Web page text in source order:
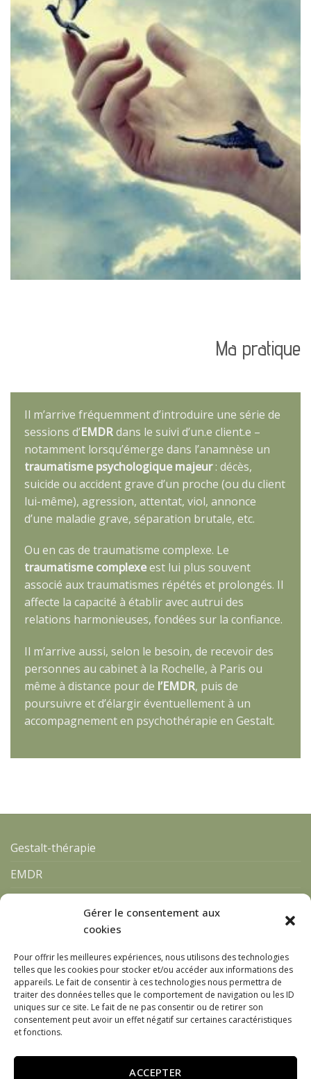
Gérer le consentement aux
cookies
Pour offrir les meilleures expériences, nous utilisons des technologies
telles que les cookies pour stocker et/ou accéder aux informations des
appareils. Le fait de consentir à ces technologies nous permettra de
traiter des données telles que le comportement de navigation ou les ID
uniques sur ce site. Le fait de ne pas consentir ou de retirer son
consentement peut avoir un effet négatif sur certaines caractéristiques
et fonctions.
ACCEPTER
Ma pratique
Il m’arrive fréquemment d’introduire une série de
sessions d’EMDRdans le suivi d’un.e client.e –
notamment lorsqu’émerge dans l’anamnèse un
traumatisme psychologique majeur: décès,
suicide ou accident grave d’un proche (ou du client
lui-même), agression, attentat, viol, annonce
d’une maladie grave, séparation brutale, etc.
Ou en cas de traumatisme complexe. Le
traumatisme complexeest lui plus souvent
associé aux traumatismes répétés et prolongés. Il
affecte la capacité à établir avec autrui des
relations harmonieuses, fondées sur la confiance.
Il m’arrive aussi, selon le besoin, de recevoir des
personnes au cabinet à la Rochelle, à Paris ou
même à distance pour de l’EMDR, puis de
poursuivre et d’élargir éventuellement à un
accompagnement en psychothérapie en Gestalt.
Gestalt-thérapie
EMDR
Contact
CHRISTOPHE NAVARRE